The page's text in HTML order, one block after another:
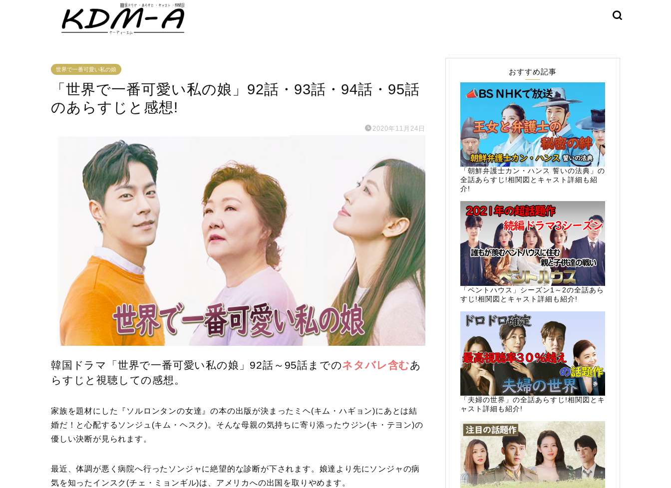
世界で一番可愛い私の娘
「世界で一番可愛い私の娘」92話・93話・94話・95話
のあらすじと感想!
2020年11月24日
韓国ドラマ「世界で一番可愛い私の娘」92話～95話までのネタバレ含むあ
らすじと視聴しての感想。
家族を題材にした『ソルロンタンの女達』の本の出版が決まったミヘ(キム・ハギョン)にあとは結
婚だ！と心配するソンジュ(キム・ヘスク)。そんな母親の気持ちに寄り添ったウジン(キ・テヨン)の
優しい決断が見られます。
最近、体調が悪く病院へ行ったソンジャに絶望的な診断が下されます。娘達より先にソンジャの病
気を知ったインスク(チェ・ミョンギル)は、アメリカへの出国を取りやめます。
おすすめ記事
「朝鮮弁護士カン・ハンス 誓いの法典」の
全話あらすじ!相関図とキャスト詳細も紹
介!
「ペントハウス」シーズン1～2の全話あら
すじ!相関図とキャスト詳細も紹介!
「夫婦の世界」の全話あらすじ!相関図とキ
ャスト詳細も紹介!